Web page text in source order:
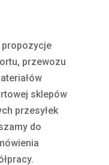
przewozu
sklepów
przesyłek
do